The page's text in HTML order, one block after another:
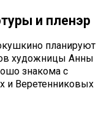
и пленэр
планируют
художницы Анны
знакома с
и Веретенниковых